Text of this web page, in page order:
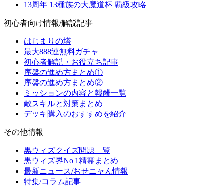
13周年 13種族の大魔道杯 覇級攻略
初心者向け情報/解説記事
はじまりの塔
最大888連無料ガチャ
初心者解説・お役立ち記事
序盤の進め方まとめ①
序盤の進め方まとめ②
ミッションの内容と報酬一覧
敵スキルと対策まとめ
デッキ購入のおすすめを紹介
その他情報
黒ウィズクイズ問題一覧
黒ウィズ界No.1精霊まとめ
最新ニュース/おせニャん情報
特集/コラム記事